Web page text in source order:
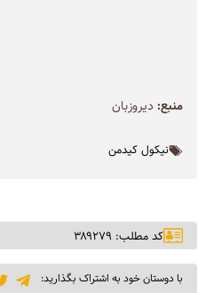
منبع: دیروزبان
نیکول کیدمن
کد مطلب: ۳۸۹۲۷۹
با دوستان خود به اشتراک بگذارید: